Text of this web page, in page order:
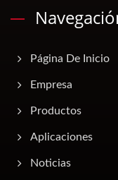
Página De Inicio
Empresa
Productos
Aplicaciones
Noticias